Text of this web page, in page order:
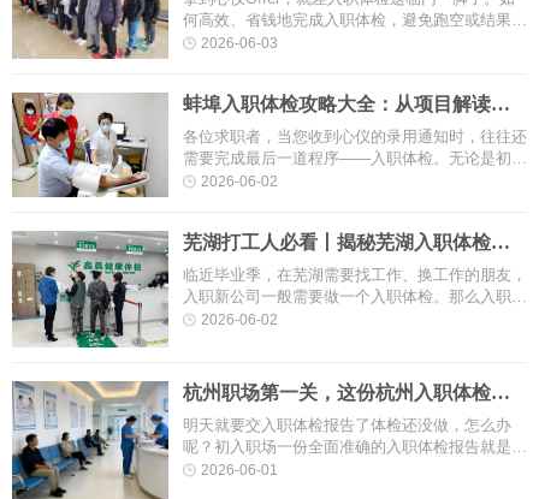
何高效、省钱地完成入职体检，避免跑空或结果异
常？这份超全攻略请收好，助你顺利通关！武汉入
2026-06-03
蚌埠入职体检攻略大全：从项目解读到
结果应对，一次通过不踩坑
各位求职者，当您收到心仪的录用通知时，往往还
需要完成最后一道程序——入职体检。无论是初入
职场的新人，还是重新择业的职场人士，入职体检
2026-06-02
芜湖打工人必看丨揭秘芜湖入职体检过
关攻略，速戳了解
临近毕业季，在芜湖需要找工作、换工作的朋友，
入职新公司一般需要做一个入职体检。那么入职体
检一般检查哪些项目？怎么预约入职体检？体检流
2026-06-02
杭州职场第一关，这份杭州入职体检攻
略指南赶紧收藏！
明天就要交入职体检报告了体检还没做，怎么办
呢？初入职场一份全面准确的入职体检报告就是你
的“敲门砖”。体检e站的小编为大家介绍一下关于
2026-06-01